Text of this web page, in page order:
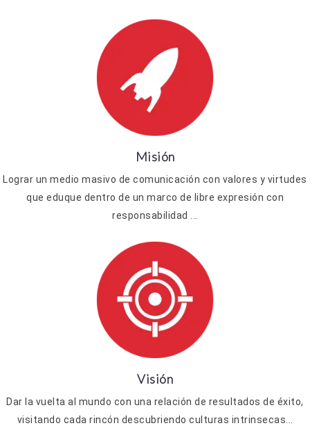
Misión
Lograr un medio masivo de comunicación con valores y virtudes
que eduque dentro de un marco de libre expresión con
responsabilidad ...
Visión
Dar la vuelta al mundo con una relación de resultados de éxito,
visitando cada rincón descubriendo culturas intrinsecas...